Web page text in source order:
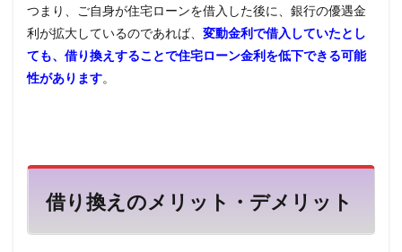
ロー
ン
5.4
手数
au住
ーン
（じ
つまり、ご自身が住宅ローンを借入した後に、銀行の優遇金
利が拡大しているのであれば、 変動金利で借入していたとし
ても、借り換えすることで住宅ローン金利を低下できる可能
性があります。
借り換えのメリット・デメリット